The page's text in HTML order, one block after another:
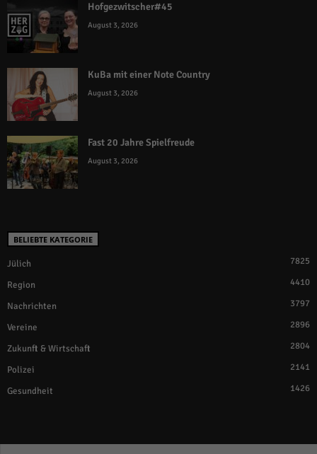
Hofgezwitscher#45
August 3, 2026
KuBa mit einer Note Country
August 3, 2026
Fast 20 Jahre Spielfreude
August 3, 2026
BELIEBTE KATEGORIE
Jülich 7825
Region 4410
Nachrichten 3797
Vereine 2896
Zukunft & Wirtschaft 2804
Polizei 2141
Gesundheit 1426